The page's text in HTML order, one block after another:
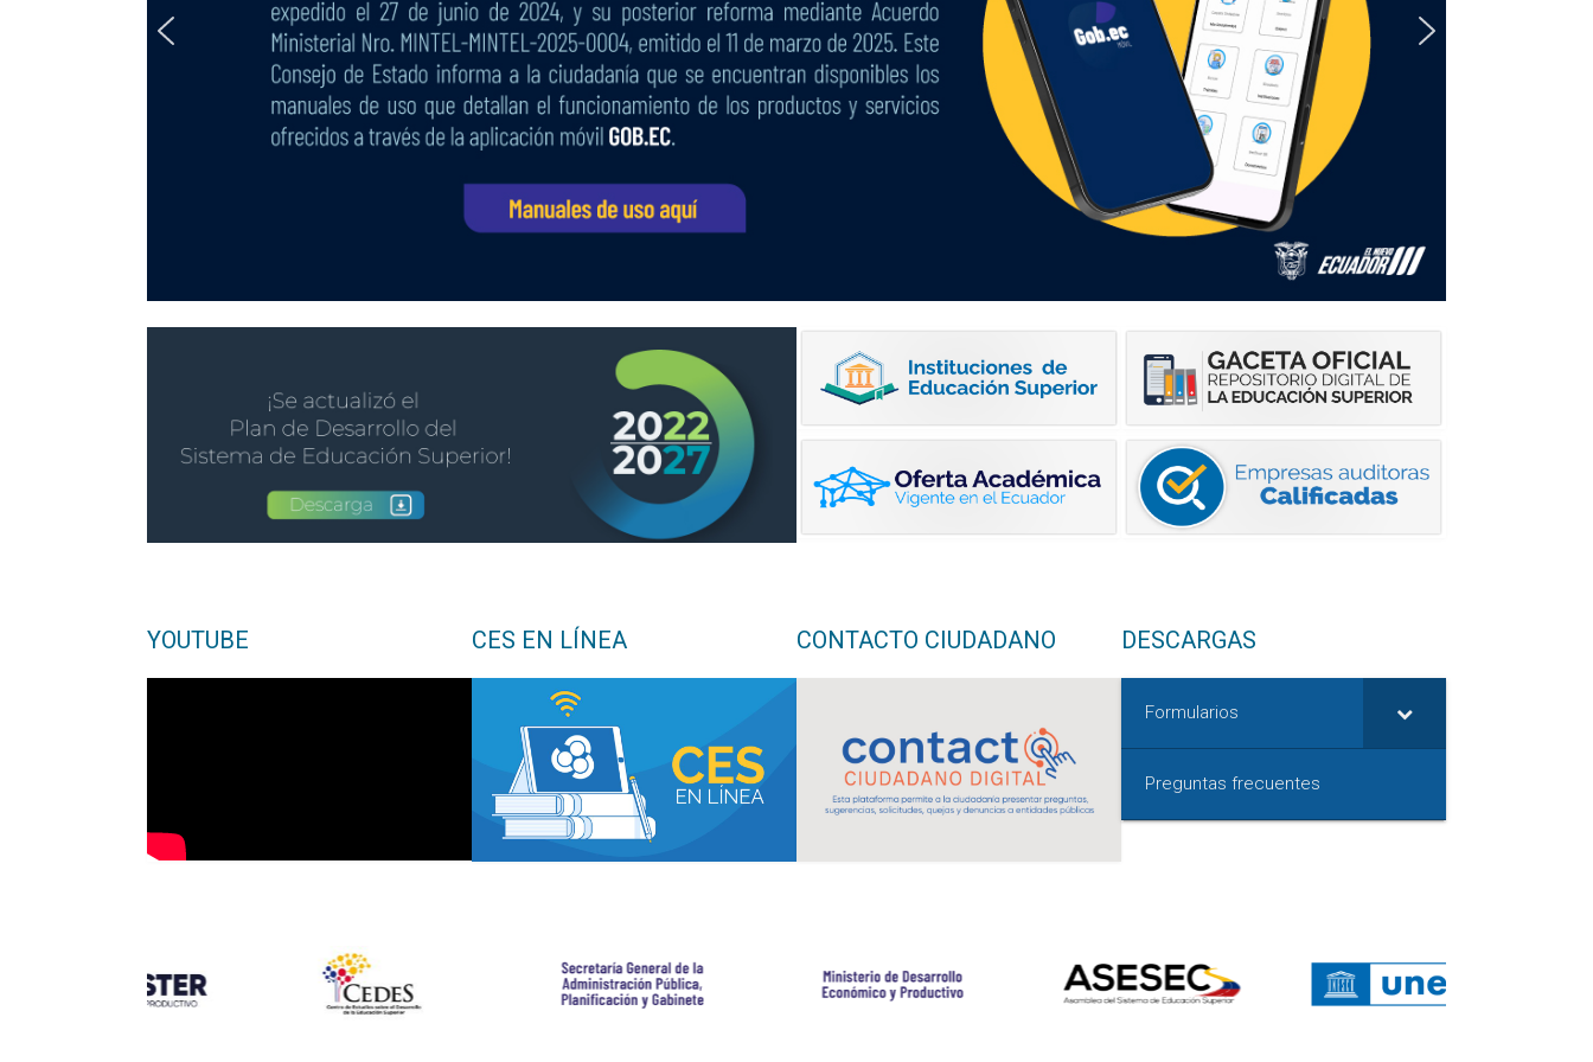
YOUTUBE CES EN LÍNEA CONTACTO CIUDADANO DESCARGAS
Formularios
Preguntas frecuentes